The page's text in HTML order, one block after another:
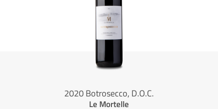
2020 Botrosecco, D.O.C.
Le Mortelle